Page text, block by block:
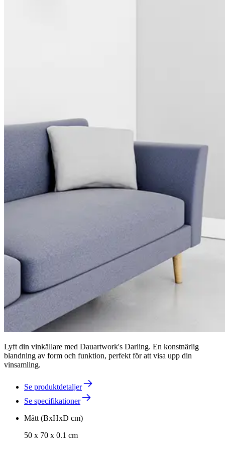
Lyft din vinkällare med Dauartwork's Darling. En konstnärlig
blandning av form och funktion, perfekt för att visa upp din
vinsamling.
Se produktdetaljer
Se specifikationer
Mått (BxHxD cm)
50 x 70 x 0.1 cm